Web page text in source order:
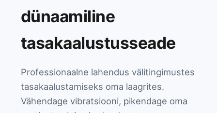
dünaamiline
tasakaalustusseade
Professionaalne lahendus välitingimustes
tasakaalustamiseks oma laagrites.
Vähendage vibratsiooni, pikendage oma